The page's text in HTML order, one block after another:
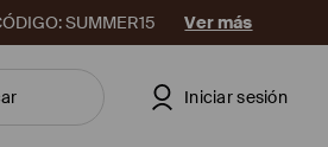
SUMMER15 Ver más
Iniciar sesión